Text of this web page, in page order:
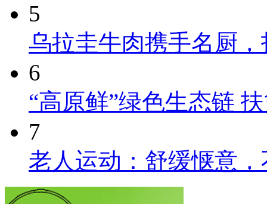
5
乌拉圭牛肉携手名厨
6
“高原鲜”绿色生态链
7
老人运动：舒缓惬意